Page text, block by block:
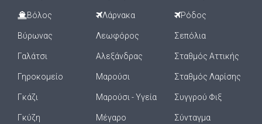
Βόλος
Βύρωνας
Γαλάτσι
Γηροκομείο
Γκάζι
Γκύζη
Λάρνακα
Λεωφόρος
Αλεξάνδρας
Μαρούσι
Μαρούσι - Υγεία
Μέγαρο
Ρόδος
Σεπόλια
Σταθμός Αττικής
Σταθμός Λαρίσης
Συγγρού Φιξ
Σύνταγμα